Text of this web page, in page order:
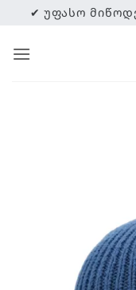
content
✔ ᲣᲤᲐᲡᲝ